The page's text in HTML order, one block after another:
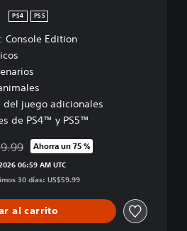
PS4 PS5
Console Edition
del juego adicionales
de PS4™ y PS5™
del precio original de US$59.99
Ahorra un 75 %
06:59 AM UTC
30 días: US$59.99
al carrito